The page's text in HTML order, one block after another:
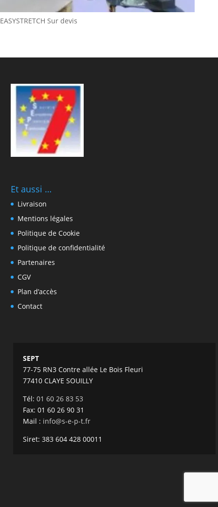
EASYSTRETCH Sur devis
Et aussi …
Livraison
Mentions légales
Politique de Cookie
Politique de confidentialité
Partenaires
CGV
Plan d’accès
Contact
SEPT
77-75 RN3 Contre allée Le Bois Fleuri
77410 CLAYE SOUILLY
Tél:01 60 26 83 53
Fax: 01 60 26 90 31
Mail : info@s-e-p-t.fr
Siret: 383 604 428 00011